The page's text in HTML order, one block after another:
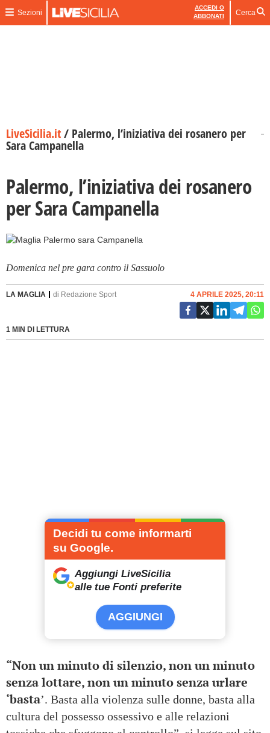
Sezioni
ACCEDI O
ABBONATI
Cerca
LiveSicilia.it/ Palermo, l’iniziativa dei rosanero per
Sara Campanella
Palermo, l’iniziativa dei rosanero
per Sara Campanella
Domenica nel pre gara contro il Sassuolo
LA MAGLIA di Redazione Sport
1 MIN DI LETTURA
4 APRILE 2025, 20:11
Decidi tu come informarti
su Google.
Aggiungi LiveSicilia
alle tue Fonti preferite
AGGIUNGI
“Non un minuto di silenzio, non un minuto
senza lottare, non un minuto senza urlare
‘basta’. Basta alla violenza sulle donne, basta alla
cultura del possesso ossessivo e alle relazioni